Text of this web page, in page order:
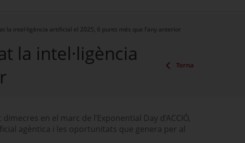
Últimes notícies Properes activitats
la intel·ligència artificial el 2025, 6 punts més que l’any anterior
la intel·ligència
Torna
en el marc de l’Exponential Day d’ACCIÓ,
agèntica i les oportunitats que genera per al